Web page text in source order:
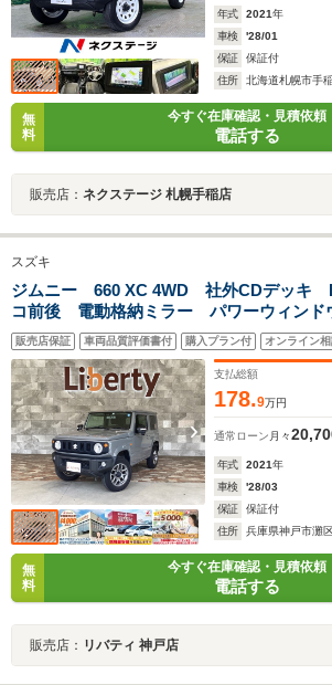
年式 2021年
車検
'28/01
保証
保証付
住所
北海道札幌市手
無
料
今すぐ在庫確認・見積依頼
電話する
販売店： ネクステージ 札幌手稲店
スズキ
ジムニー 660 XC 4WD 社外CDデッキ
コ前後 電動格納ミラー パワーウィン
ーター ヘッドランプウォッシャー 衝突
キ クルーズコントロール オートエアコ
ングスイッチ
販売店保証 車両品質評価書付 購入プラン付 オンライン
支払総額
178.9万円
通常ローン 月々
年式 2021年
車検
'28/03
保証
保証付
住所
兵庫県神戸市灘
無
料
今すぐ在庫確認・見積依頼
電話する
販売店： リバティ 神戸店